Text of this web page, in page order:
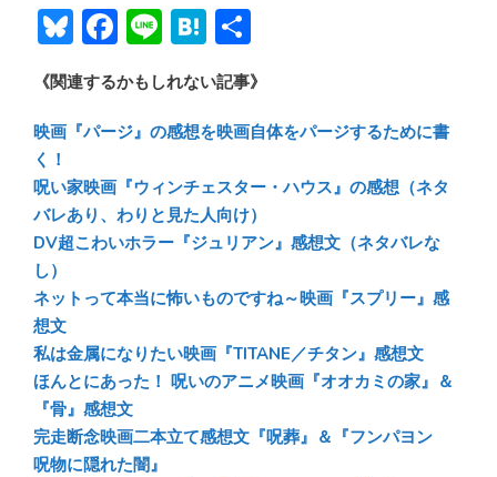
Bl
u
e
sk
y
F
ac
e
b
o
ok
Li
n
e
H
at
e
n
有
《関連するかもしれない記事》
映画『パージ』の感想を映画自体をパージするために書
く！
呪い家映画『ウィンチェスター・ハウス』の感想（ネタ
バレあり、わりと見た人向け）
DV超こわいホラー『ジュリアン』感想文（ネタバレな
し）
ネットって本当に怖いものですね～映画『スプリー』感
想文
私は金属になりたい映画『TITANE／チタン』感想文
ほんとにあった！ 呪いのアニメ映画『オオカミの家』＆
『骨』感想文
完走断念映画二本立て感想文『呪葬』＆『フンパヨン
呪物に隠れた闇』